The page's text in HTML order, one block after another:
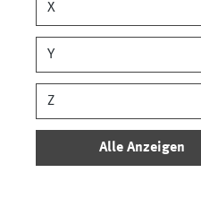
X
Y
Z
Alle Anzeigen